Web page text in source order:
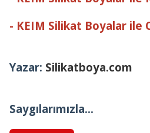
- KEIM Silikat Boyalar ile
Yazar: Silikatboya.com
Saygılarımızla...